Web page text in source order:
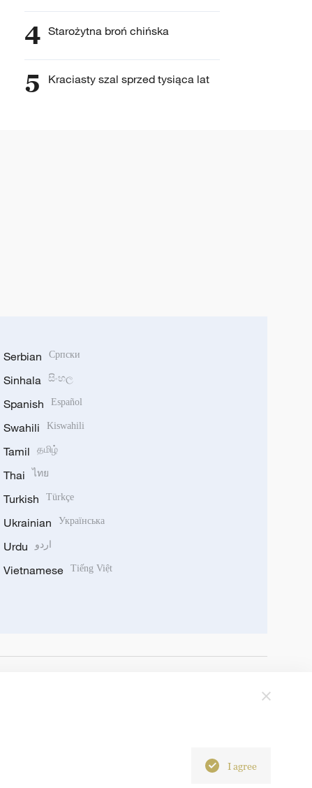
4 Starożytna broń chińska
5 Kraciasty szal sprzed tysiąca lat
Serbian Српски
Sinhala සිංහල
Spanish Español
Swahili Kiswahili
Tamil தமிழ்
Thai ไทย
Turkish Türkçe
Ukrainian Українська
Urdu اردو
Vietnamese Tiếng Việt
I agree